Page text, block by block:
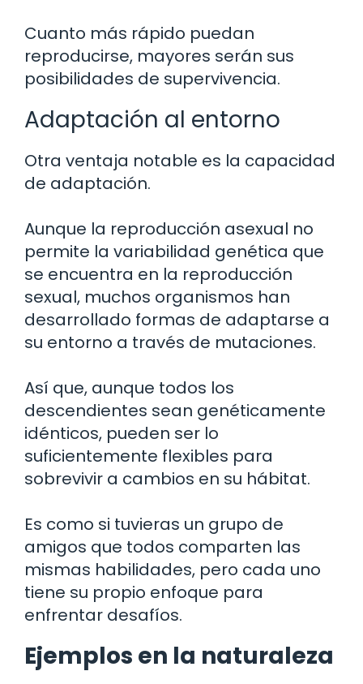
Cuanto más rápido puedan
reproducirse, mayores serán sus
posibilidades de supervivencia.
Adaptación al entorno
Otra ventaja notable es la capacidad
de adaptación.
Aunque la reproducción asexual no
permite la variabilidad genética que
se encuentra en la reproducción
sexual, muchos organismos han
desarrollado formas de adaptarse a
su entorno a través de mutaciones.
Así que, aunque todos los
descendientes sean genéticamente
idénticos, pueden ser lo
suficientemente flexibles para
sobrevivir a cambios en su hábitat.
Es como si tuvieras un grupo de
amigos que todos comparten las
mismas habilidades, pero cada uno
tiene su propio enfoque para
enfrentar desafíos.
Ejemplos en la naturaleza